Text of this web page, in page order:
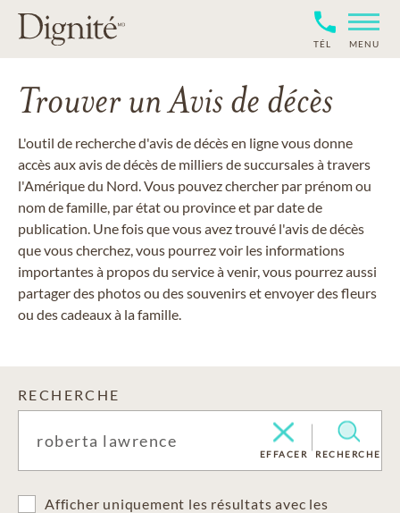
TÉL MENU
Trouver un Avis de décès
L'outil de recherche d'avis de décès en ligne vous donne
accès aux avis de décès de milliers de succursales à travers
l'Amérique du Nord. Vous pouvez chercher par prénom ou
nom de famille, par état ou province et par date de
publication. Une fois que vous avez trouvé l'avis de décès
que vous cherchez, vous pourrez voir les informations
importantes à propos du service à venir, vous pourrez aussi
partager des photos ou des souvenirs et envoyer des fleurs
ou des cadeaux à la famille.
RECHERCHE
EFFACER RECHERCHE
Afficher uniquement les résultats avec les